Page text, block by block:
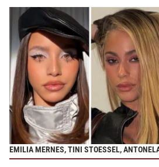
EMILIA MERNES, TINI STOESSEL,